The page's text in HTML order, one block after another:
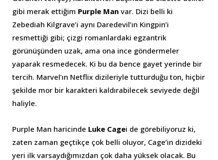
gibi merak ettiğim Purple Man var. Dizi belli ki
Zebediah Kilgrave’i aynı Daredevil’ın Kingpin’i
resmettiği gibi; çizgi romanlardaki egzantrik
görünüşünden uzak, ama ona ince göndermeler
yaparak resmedecek. Ki bu da bence gayet yerinde bir
tercih. Marvel’ın Netflix dizileriyle tutturduğu ton, hiçbir
şekilde mor bir karakteri kaldırabilecek seviyede değil
haliyle.
Purple Man haricinde Luke Cagei de görebiliyoruz ki,
zaten zaman geçtikçe çok belli oluyor, Cage’in dizideki
yeri ilk varsaydığımızdan çok daha yüksek olacak. Bu